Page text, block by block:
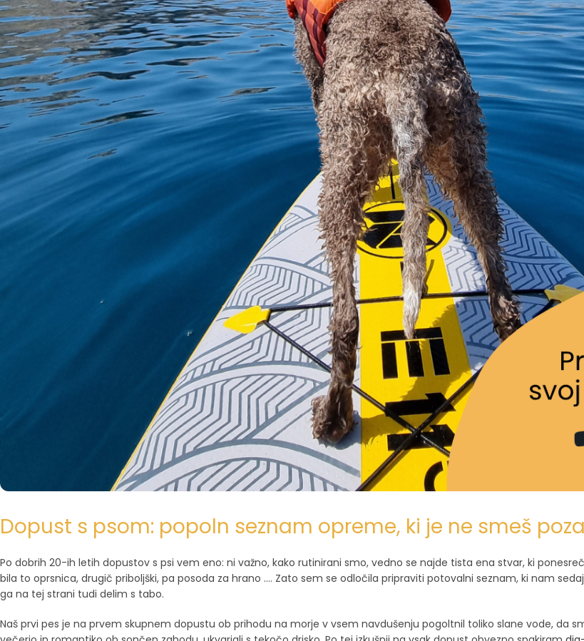
Dopust s psom: popoln seznam opreme, ki je ne smeš
Po dobrih 20-ih letih dopustov s psi vem eno: ni važno, kako rutinirani smo, vedno se najde tista ena stvar, ki
bila to oprsnica, drugič priboljški, pa posoda za hrano …. Zato sem se odločila pripraviti potovalni seznam, ki nam
ga na tej strani tudi delim s tabo.
Naš prvi pes je na prvem skupnem dopustu ob prihodu na morje v vsem navdušenju pogoltnil toliko slane vode, da